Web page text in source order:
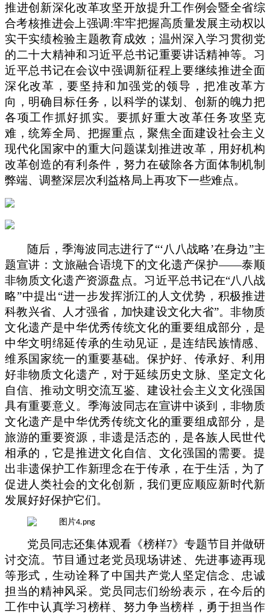
推进创新深化改革攻坚开放提升工作例会暨全省综
合考核推进会上强调:牢牢把握高质量发展主动权以
实干实绩检验主题教育成效；温州深入学习贯彻党
的二十大精神和习近平总书记重要讲话精神等。习
近平总书记在会议中强调新征程上要继续推进全面
深化改革，要坚持和加强党的领导，把准改革方
向，明确目标任务，以科学的谋划、创新的魄力把
各项工作抓好抓实。要抓好重大改革任务攻坚克
难，统筹全局、把握重点，聚焦全面建设社会主义
现代化国家中的重大问题谋划推进改革，用好机构
改革创造的有利条件，努力在破除各方面体制机制
弊端、调整深层次利益格局上再攻下一些难点。
随后，季海波同志进行了“‘八八战略’在身边”主
题宣讲：文旅融合语境下的文化遗产保护——泰顺
非物质文化遗产资源盘点。习近平总书记在“八八战
略”中提出“进一步发挥浙江的人文优势，积极推进
科教兴省、人才强省，加快建设文化大省”。非物质
文化遗产是中华优秀传统文化的重要组成部分，是
中华文明绵延传承的生动见证，是连结民族情感、
维系国家统一的重要基础。保护好、传承好、利用
好非物质文化遗产，对于延续历史文脉、坚定文化
自信、推动文明交流互鉴、建设社会主义文化强国
具有重要意义。季海波同志在宣讲中谈到
， 非物质
文化遗产是中华优秀传统文化的重要组成部分，是
旅游的重要资源，非遗是活态的，是各族人民世代
相承的，它是推进文化自信、文化强国的需要。提
出非遗保护工作新理念在于传承，在于生活，为了
促进人类社会的文化创新，我们更应顺应新时代新
发展好好保护它们。
党员同志还集体观看《榜样7》专题节目并做研
讨交流。节目通过老党员现场讲述、先进事迹再现
等形式，生动诠释了中国共产党人坚定信念、忠诚
担当的精神风采。党员同志们纷纷表示，在今后的
工作中认真学习榜样、努力争当榜样，勇于担当作